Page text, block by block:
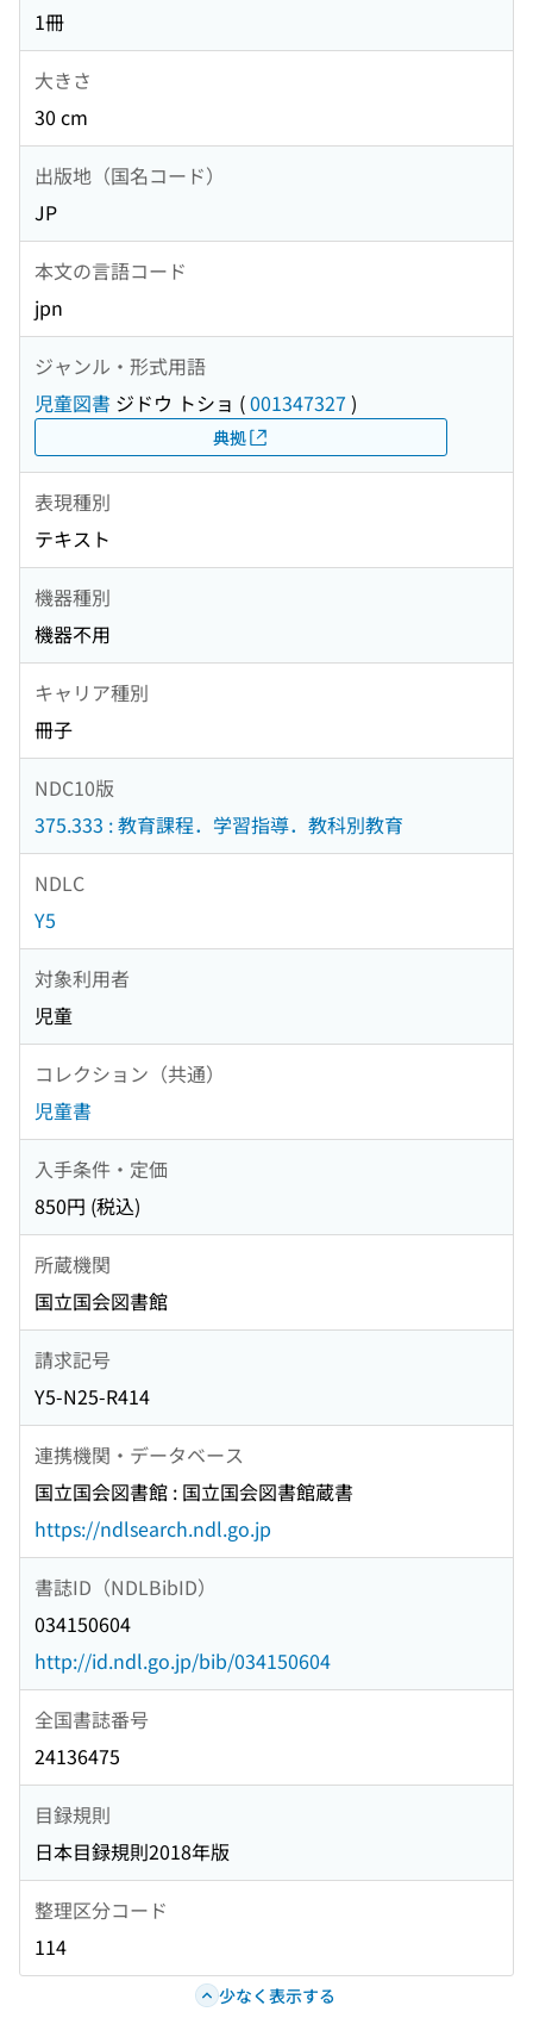
1冊
大きさ
30 cm
出版地（国名コード）
JP
本文の言語コード
jpn
ジャンル・形式用語
児童図書 ジドウ トショ (001347327 )
典拠
表現種別
テキスト
機器種別
機器不用
キャリア種別
冊子
NDC10版
375.333 : 教育課程．学習指導．教科別教育
NDLC
Y5
対象利用者
児童
コレクション（共通）
児童書
入手条件・定価
850円 (税込)
所蔵機関
国立国会図書館
請求記号
Y5-N25-R414
連携機関・データベース
国立国会図書館 : 国立国会図書館蔵書
https://ndlsearch.ndl.go.jp
書誌ID（NDLBibID）
034150604
http://id.ndl.go.jp/bib/034150604
全国書誌番号
24136475
目録規則
日本目録規則2018年版
整理区分コード
114
少なく表示する